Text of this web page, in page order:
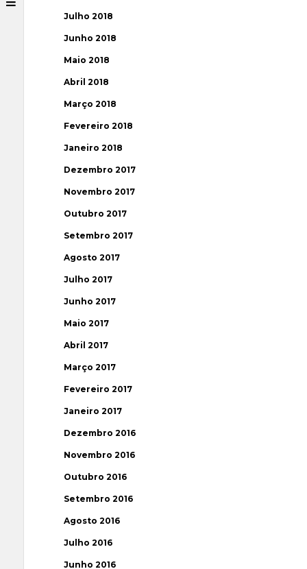
Julho 2018
Junho 2018
Maio 2018
Abril 2018
Março 2018
Fevereiro 2018
Janeiro 2018
Dezembro 2017
Novembro 2017
Outubro 2017
Setembro 2017
Agosto 2017
Julho 2017
Junho 2017
Maio 2017
Abril 2017
Março 2017
Fevereiro 2017
Janeiro 2017
Dezembro 2016
Novembro 2016
Outubro 2016
Setembro 2016
Agosto 2016
Julho 2016
Junho 2016